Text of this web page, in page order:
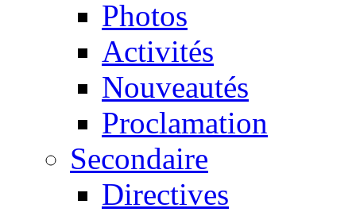
Photos
Activités
Nouveautés
Proclamation
Secondaire
Directives